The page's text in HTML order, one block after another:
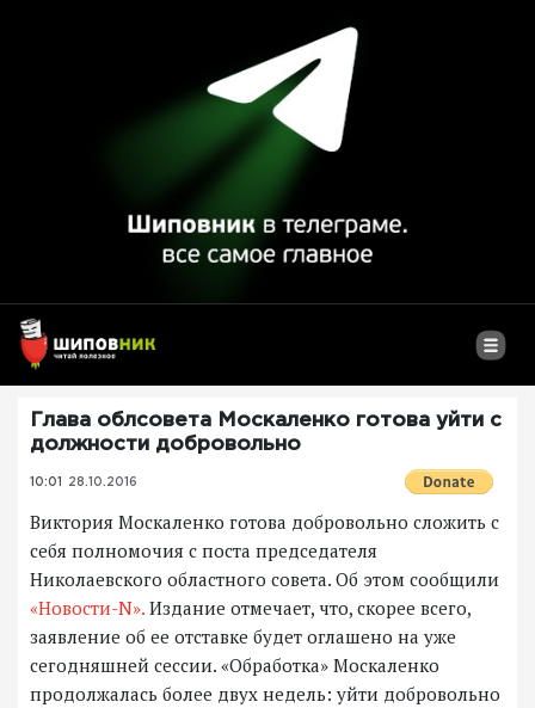
Глава облсовета Москаленко готова уйти с
должности добровольно
10:01 28.10.2016
Виктория Москаленко готова добровольно сложить с
себя полномочия с поста председателя
Николаевского областного совета. Об этом сообщили
«Новости-N». Издание отмечает, что, скорее всего,
заявление об ее отставке будет оглашено на уже
сегодняшней сессии. «Обработка» Москаленко
продолжалась более двух недель: уйти добровольно